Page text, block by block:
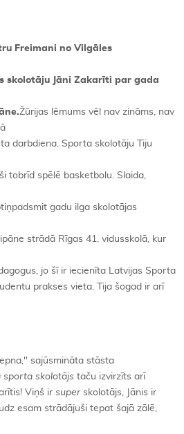
Freimani no Vilgāles
skolotāju Jāni Zakarīti par gada
Žūrijas lēmums vēl nav zināms, nav
darbdiena. Sporta skolotāju Tiju
tobrīd spēlē basketbolu. Slaida,
gadu ilga skolotājas
strādā Rīgas 41. vidusskolā, kur
jo šī ir iecienīta Latvijas Sporta
prakses vieta. Tija šogad ir arī
sajūsmināta stāsta
sporta skolotājs taču izvirzīts arī
Viņš ir superskolotājs, Jānis ir
esam strādājuši tepat šajā zālē,